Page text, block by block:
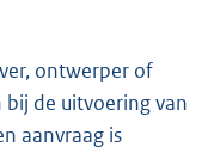
ontwerper of
de uitvoering van
aanvraag is